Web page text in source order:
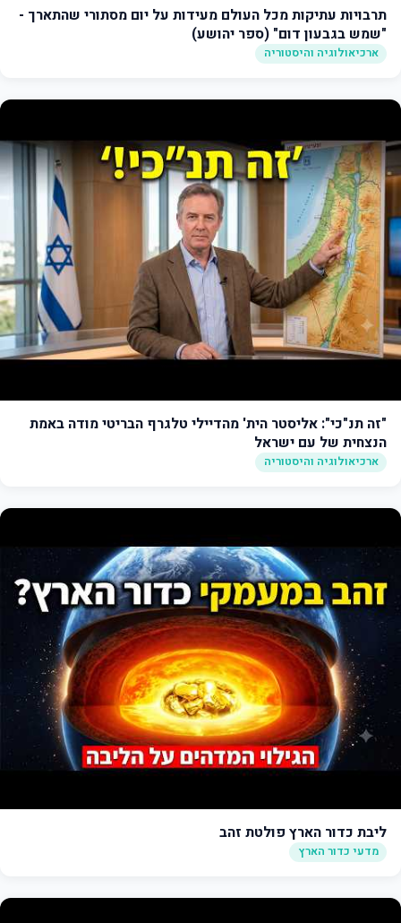
תרבויות עתיקות מכל העולם מעידות על יום מסתורי שהתארך -
"שמש בגבעון דום" (ספר יהושע)
ארכיאולוגיה והיסטוריה
"זה תנ"כי": אליסטר הית' מהדיילי טלגרף הבריטי מודה באמת
הנצחית של עם ישראל
ארכיאולוגיה והיסטוריה
ליבת כדור הארץ פולטת זהב
מדעי כדור הארץ